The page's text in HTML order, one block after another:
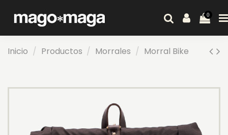
0
Inicio Productos Morrales Morral Bike